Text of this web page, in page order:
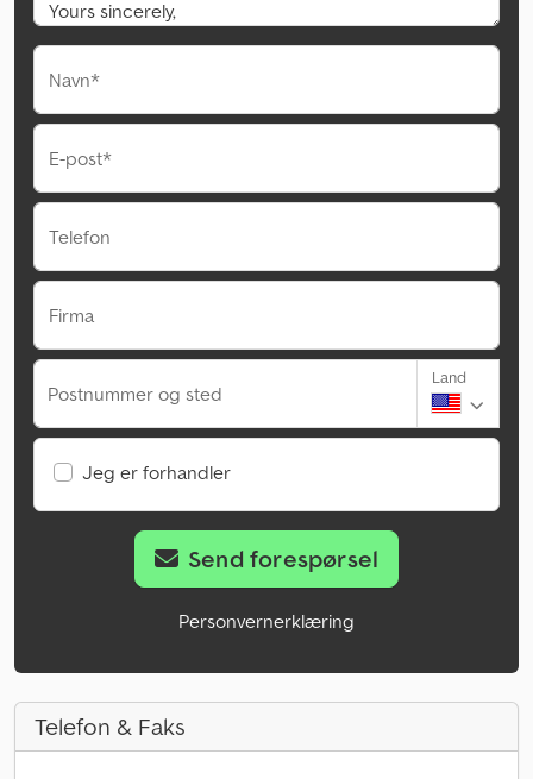
Navn*
E-post*
Telefon
Firma
Postnummer og sted
Land
Jeg er forhandler
Send forespørsel
Personvernerklæring
Telefon & Faks